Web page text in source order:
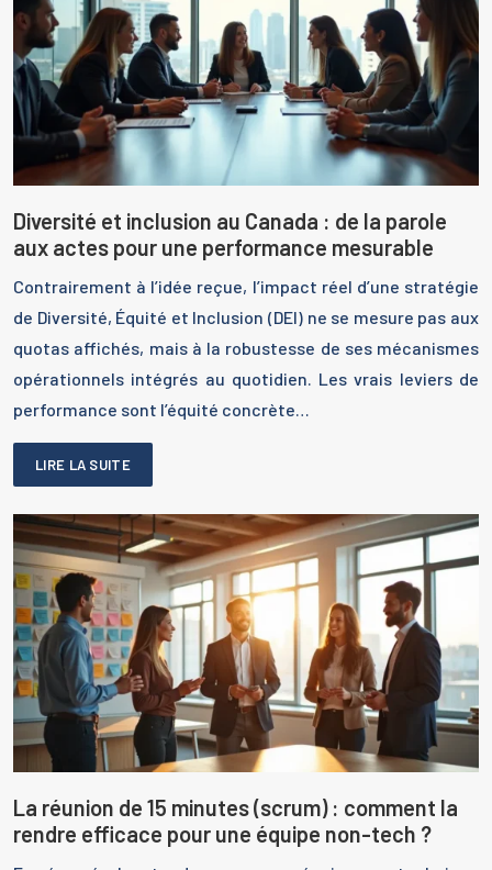
Diversité et inclusion au Canada : de la parole
aux actes pour une performance mesurable
Contrairement à l’idée reçue, l’impact réel d’une stratégie
de Diversité, Équité et Inclusion (DEI) ne se mesure pas aux
quotas affichés, mais à la robustesse de ses mécanismes
opérationnels intégrés au quotidien. Les vrais leviers de
performance sont l’équité concrète…
LIRE LA SUITE
La réunion de 15 minutes (scrum) : comment la
rendre efficace pour une équipe non-tech ?